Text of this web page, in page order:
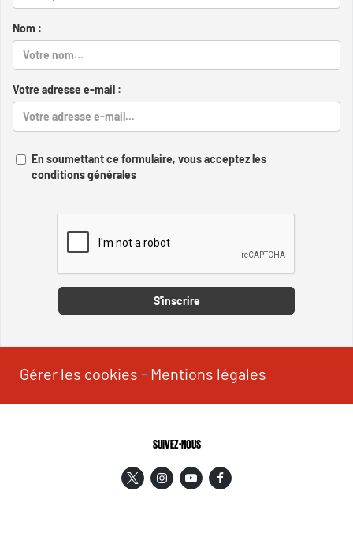
Nom :
Votre adresse e-mail :
En soumettant ce formulaire, vous acceptez les
conditions générales
S'inscrire
Gérer les cookies - Mentions légales
SUIVEZ-NOUS